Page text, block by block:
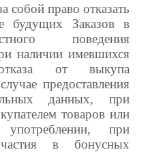
собой право отказать
будущих Заказов в
поведения
наличии имевшихся
от выкупа
предоставления
данных, при
товаров или
при
в бонусных